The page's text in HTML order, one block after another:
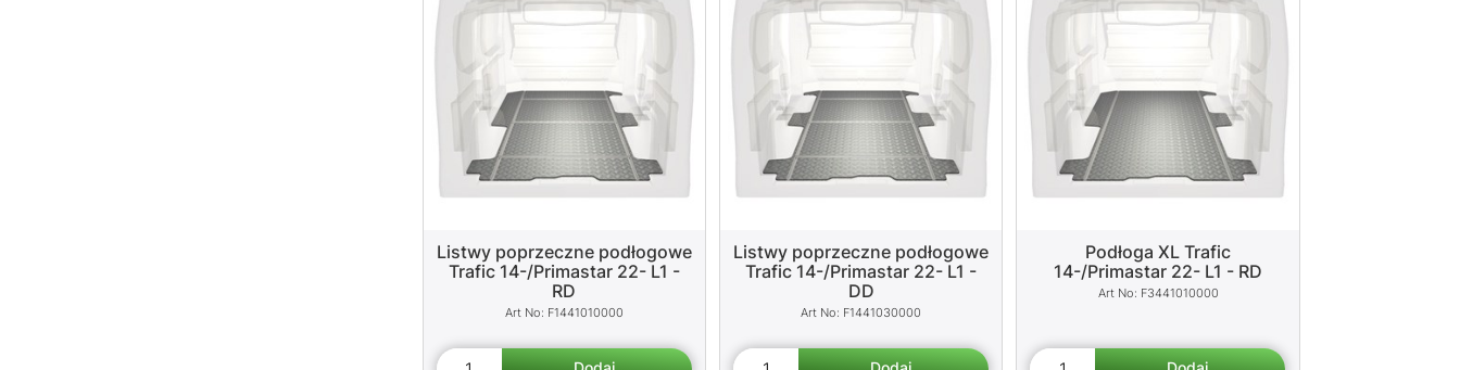
Listwy poprzeczne podłogowe
Trafic 14-/Primastar 22- L1 -
RD
F1441010000
Listwy poprzeczne podłogowe
Trafic 14-/Primastar 22- L1 -
DD
F1441030000
Podłoga XL Trafic
14-/Primastar 22- L1 - RD
F3441010000